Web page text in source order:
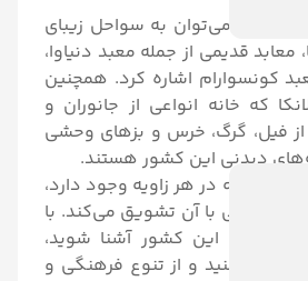
سریلانکا می‌توان به سواحل زیبای
معابد قدیمی از جمله معبد دنیاوا،
کونسوارام اشاره کرد. همچنین
که خانه انواعی از جانوران و
فیل، گرگ، خرس و بزهای وحشی
دیدنی این کشور هستند.
تاریخی که در هر زاویه وجود دارد،
و آشنایی با آن تشویق می‌کند. با
و صمیمی این کشور آشنا شوید،
تجربه کنید و از تنوع فرهنگی و